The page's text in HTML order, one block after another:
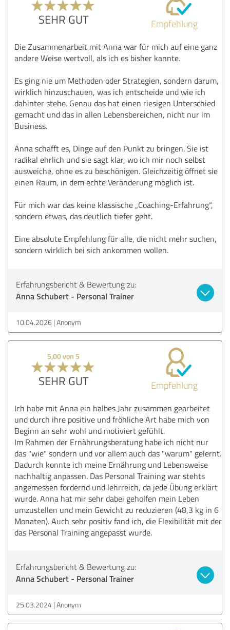
SEHR GUT Empfehlung
Die Zusammenarbeit mit Anna war für mich auf eine ganz
andere Weise wertvoll, als ich es bisher kannte.
Es ging nie um Methoden oder Strategien, sondern darum,
wirklich hinzuschauen, was ich entscheide und wie ich
dahinter stehe. Genau das hat einen riesigen Unterschied
gemacht und das in allen Lebensbereichen, nicht nur im
Business.
Anna schafft es, Dinge auf den Punkt zu bringen. Sie ist
radikal ehrlich und sie sagt klar, wo ich mir noch selbst
ausweiche, ohne es zu beschönigen. Gleichzeitig öffnet sie
einen Raum, in dem echte Veränderung möglich ist.
Für mich war das keine klassische „Coaching-Erfahrung“,
sondern etwas, das deutlich tiefer geht.
Eine absolute Empfehlung für alle, die nicht mehr suchen,
sondern wirklich bei sich ankommen wollen.
Erfahrungsbericht & Bewertung zu:
Anna Schubert - Personal Trainer
10.04.2026 Anonym
5,00 von 5
SEHR GUT Empfehlung
Ich habe mit Anna ein halbes Jahr zusammen gearbeitet
und durch ihre positive und fröhliche Art habe mich von
Beginn an sehr wohl und motiviert gefühlt.
Im Rahmen der Ernährungsberatung habe ich nicht nur
das "wie" sondern und vor allem auch das "warum" gelernt.
Dadurch konnte ich meine Ernährung und Lebensweise
nachhaltig anpassen. Das Personal Training war stehts
angemessen fordernd und lehrreich, da jede Übung erklärt
wurde. Anna hat mir sehr dabei geholfen mein Leben
umzustellen und mein Gewicht zu reduzieren (48,3 kg in 6
Monaten). Auch sehr positiv fand ich, die Flexibilität mit der
das Personal Training angepasst wurde.
Erfahrungsbericht & Bewertung zu:
Anna Schubert - Personal Trainer
25.03.2024 Anonym